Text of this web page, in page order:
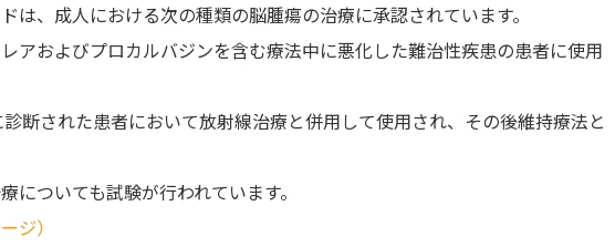
は、成人における次の種類の脳腫瘍の治療に承認されています。
アおよびプロカルバジンを含む療法中に悪化した難治性疾患の患者に使用
診断された患者において放射線治療と併用して使用され、その後維持療法と
についても試験が行われています。
ジ）